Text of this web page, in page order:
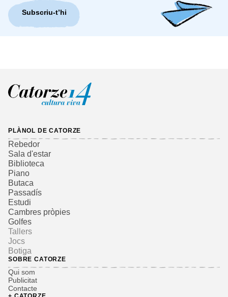
Subscriu-t’hi
PLÀNOL DE CATORZE
Rebedor
Sala d'estar
Biblioteca
Piano
Butaca
Passadís
Estudi
Cambres pròpies
Golfes
Tallers
Jocs
Botiga
SOBRE CATORZE
Qui som
Publicitat
Contacte